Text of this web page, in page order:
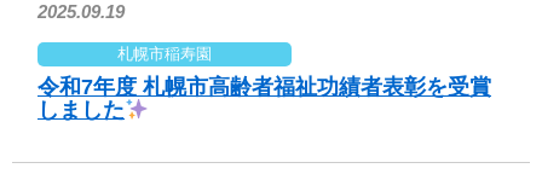
2025.09.19
札幌市稲寿園
令和7年度 札幌市高齢者福祉功績者表彰を受賞
しました